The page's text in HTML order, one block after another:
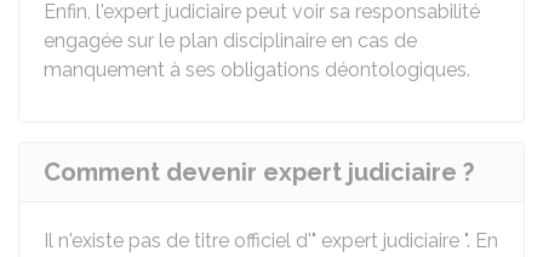
Enfin, l'expert judiciaire peut voir sa responsabilité
engagée sur le plan disciplinaire en cas de
manquement à ses obligations déontologiques.
Comment devenir expert judiciaire ?
Il n'existe pas de titre officiel d'" expert judiciaire ". En